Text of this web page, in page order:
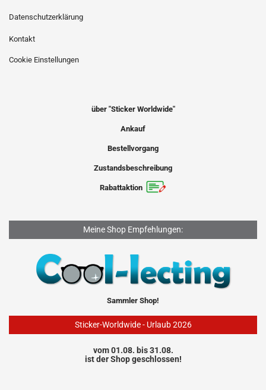
Datenschutzerklärung
Kontakt
Cookie Einstellungen
über "Sticker Worldwide"
Ankauf
Bestellvorgang
Zustandsbeschreibung
Rabattaktion
Meine Shop Empfehlungen:
Sammler Shop!
Sticker-Worldwide - Urlaub 2026
vom 01.08. bis 31.08.
ist der Shop geschlossen!